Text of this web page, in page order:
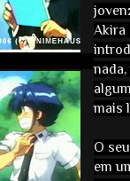
Akira
mais
O
em